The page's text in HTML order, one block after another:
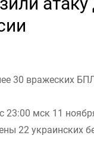
30 вражеских
23:00 мск 11
22 украинских